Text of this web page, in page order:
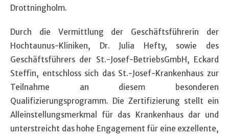
Drottningholm.
Durch die Vermittlung der Geschäftsführerin der
Hochtaunus-Kliniken, Dr. Julia Hefty, sowie des
Geschäftsführers der St.-Josef-BetriebsGmbH, Eckard
Steffin, entschloss sich das St.-Josef-Krankenhaus zur
Teilnahme an diesem besonderen
Qualifizierungsprogramm. Die Zertifizierung stellt ein
Alleinstellungsmerkmal für das Krankenhaus dar und
unterstreicht das hohe Engagement für eine exzellente,